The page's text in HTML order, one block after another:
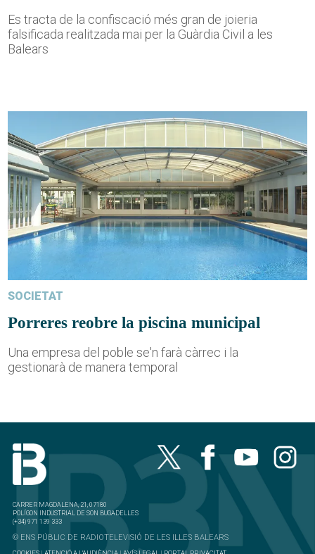
Es tracta de la confiscació més gran de joieria
falsificada realitzada mai per la Guàrdia Civil a les
Balears
SOCIETAT
Porreres reobre la piscina municipal
Una empresa del poble se'n farà càrrec i la
gestionarà de manera temporal
CARRER MAGDALENA, 21, 07180
POLÍGON INDUSTRIAL DE SON BUGADELLES
(+34) 971 139 333
© ENS PÚBLIC DE RADIOTELEVISIÓ DE LES ILLES BALEARS